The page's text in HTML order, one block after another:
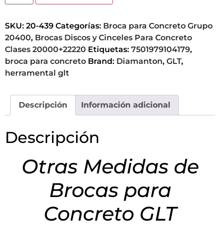
SKU: 20-439 Categorías: Broca para Concreto Grupo
20400, Brocas Discos y Cinceles Para Concreto
Clases 20000+22220 Etiquetas: 7501979104179,
broca para concreto Brand: Diamanton, GLT,
herramental glt
Descripción Información adicional
Descripción
Otras Medidas de
Brocas para
Concreto GLT